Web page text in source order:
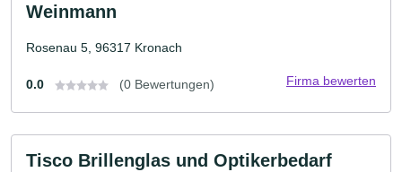
Weinmann
Rosenau 5, 96317 Kronach
0.0 (0 Bewertungen) Firma bewerten
Tisco Brillenglas und Optikerbedarf